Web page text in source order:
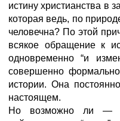
истину христианства в
которая ведь, по
человечна? По этой
всякое обращение к
одновременно “и
совершенно
истории. Она
настоящем.
Но возможно ли —